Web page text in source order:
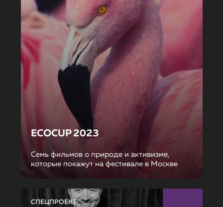
ECOCUP 2023
Семь фильмов о природе и активизме,
которые покажут на фестивале в Москве
СПЕЦПРОЕКТ